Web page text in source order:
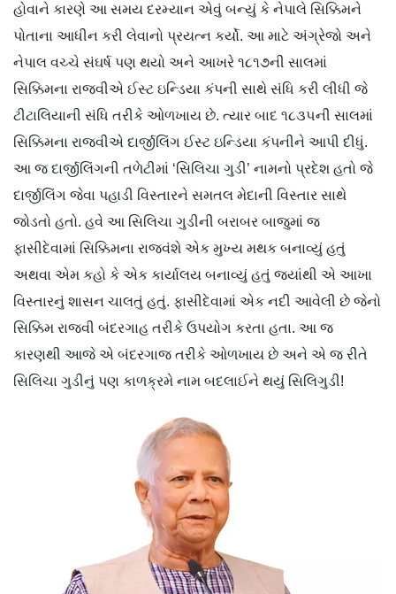
હોવાને કારણે આ સમય દરમ્યાન એવું બન્યું કે નેપાલે સિક્કિમને
પોતાના આધીન કરી લેવાનો પ્રયત્ન કર્યો. આ માટે અંગ્રેજો અને
નેપાલ વચ્ચે સંઘર્ષ પણ થયો અને આખરે ૧૮૧૭ની સાલમાં
સિક્કિમના રાજવીએ ઈસ્ટ ઇન્ડિયા કંપની સાથે સંધિ કરી લીધી જે
ટીટાલિયાની સંધિ તરીકે ઓળખાય છે. ત્યાર બાદ ૧૮૩૫ની સાલમાં
સિક્કિમના રાજવીએ દાર્જીલિંગ ઈસ્ટ ઇન્ડિયા કંપનીને આપી દીધું.
આ જ દાર્જીલિંગની તળેટીમાં ‘સિલિચા ગુડી’ નામનો પ્રદેશ હતો જે
દાર્જીલિંગ જેવા પહાડી વિસ્તારને સમતલ મેદાની વિસ્તાર સાથે
જોડતો હતો. હવે આ સિલિચા ગુડીની બરાબર બાજુમાં જ
ફાસીદેવામાં સિક્કિમના રાજવંશે એક મુખ્ય મથક બનાવ્યું હતું
અથવા એમ કહો કે એક કાર્યાલય બનાવ્યું હતું જ્યાંથી એ આખા
વિસ્તારનું શાસન ચાલતું હતું. ફાસીદેવામાં એક નદી આવેલી છે જેનો
સિક્કિમ રાજવી બંદરગાહ તરીકે ઉપયોગ કરતા હતા. આ જ
કારણથી આજે એ બંદરગાજ તરીકે ઓળખાય છે અને એ જ રીતે
સિલિચા ગુડીનું પણ કાળક્રમે નામ બદલાઈને થયું સિલિગુડી!